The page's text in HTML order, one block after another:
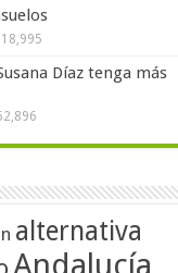
Díaz tenga más
alternativa
Andalucía